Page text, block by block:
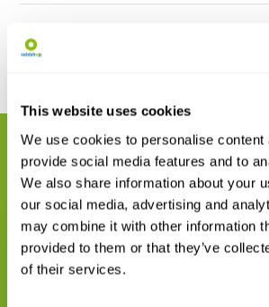
This website uses cookies
We use cookies to personalise content
provide social media features and to
We also share information about your
our social media, advertising and
may combine it with other information
provided to them or that they’ve
of their services.
GERELATEERDE PRODUCTEN
Maak uw bestelling compleet